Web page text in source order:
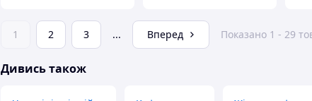
1 2 3 ... Вперед Показано 1 - 29
Дивись також